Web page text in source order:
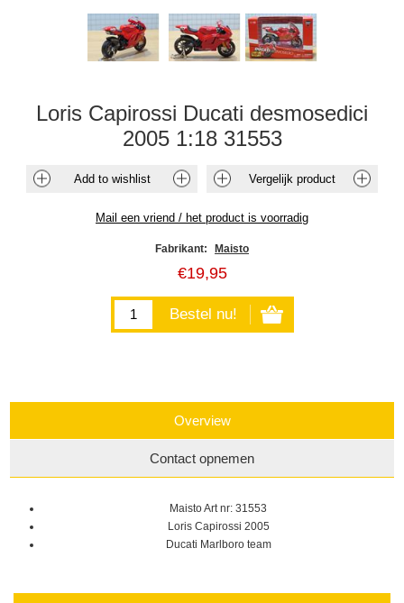
Loris Capirossi Ducati desmosedici
2005 1:18 31553
Fabrikant: Maisto
€19,95
Overview
Contact opnemen
Maisto Art nr: 31553
Loris Capirossi 2005
Ducati Marlboro team